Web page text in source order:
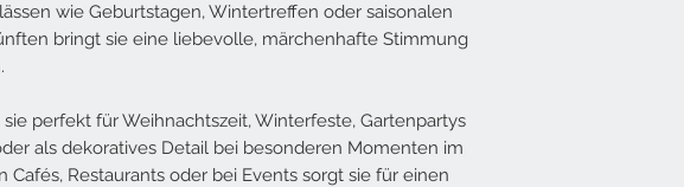
wie Geburtstagen, Wintertreffen oder saisonalen
bringt sie eine liebevolle, märchenhafte Stimmung
sie perfekt für Weihnachtszeit, Winterfeste, Gartenpartys
als dekoratives Detail bei besonderen Momenten im
Cafés, Restaurants oder bei Events sorgt sie für einen